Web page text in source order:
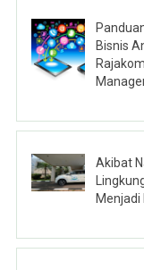
Bisnis
Akibat
Menjadi